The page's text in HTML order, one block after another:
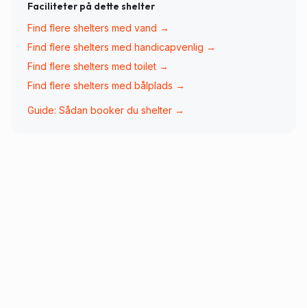
Faciliteter på dette shelter
Find flere shelters med vand →
Find flere shelters med handicapvenlig →
Find flere shelters medtoilet →
Find flere shelters med bålplads →
Guide: Sådan booker du shelter →